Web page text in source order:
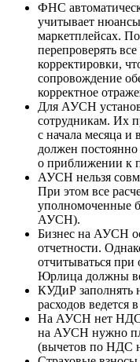
ФНС
учитывает
маркетплейсах.
перепроверять
корректировки,
сопровождение
корректное
Для АУСН
сотрудникам. Их
с начала месяца и
должен
о приближении к
АУСН нельзя
При этом все
уполномоченные
АУСН).
Бизнес на АУСН
отчетности.
отчитываться
Юрлица должны
КУДиР заполнять
расходов
На АУСН нет НДС.
на АУСН нужно
(вычетов по НДС